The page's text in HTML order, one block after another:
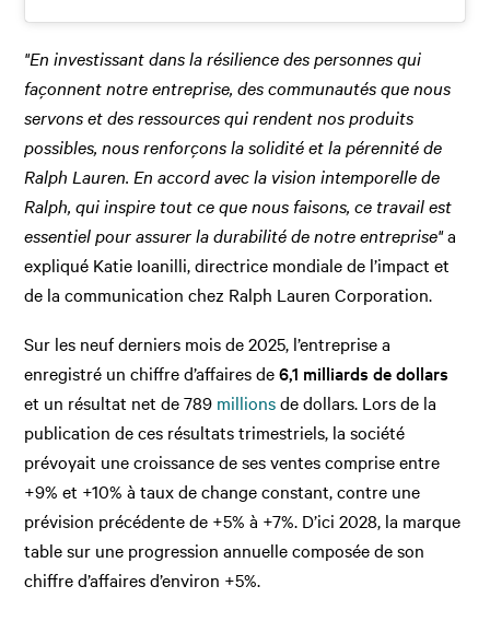
"En investissant dans la résilience des personnes qui
façonnent notre entreprise, des communautés que nous
servons et des ressources qui rendent nos produits
possibles, nous renforçons la solidité et la pérennité de
Ralph Lauren. En accord avec la vision intemporelle de
Ralph, qui inspire tout ce que nous faisons, ce travail est
essentiel pour assurer la durabilité de notre entreprise"a
expliqué Katie Ioanilli, directrice mondiale de l’impact et
de la communication chez Ralph Lauren Corporation.
Sur les neuf derniers mois de 2025, l’entreprise a
enregistré un chiffre d’affaires de6,1 milliards de dollars
et un résultat net de 789 millionsde dollars. Lors de la
publication de ces résultats trimestriels, la société
prévoyait une croissance de ses ventes comprise entre
+9% et +10% à taux de change constant, contre une
prévision précédente de +5% à +7%. D’ici 2028, la marque
table sur une progression annuelle composée de son
chiffre d’affaires d’environ +5%.